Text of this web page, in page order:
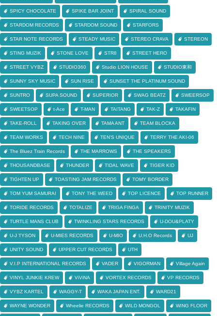
SPICY CHOCOLATE SPIKE BAR JOINT SPIRAL SOUND
STARDOM RECORDS STARDOM SOUND STARFORS
STAR NOTE RECORDS STEADY MUSIC STEREO CRAVA STEREON
STING MUZIK STONE LOVE STR8 STREET HERO
STREET VYBZ STUDIO360 Studio LION HOUSE STUDIO東和
SUNNY SKY MUSIC SUN RISE SUNSET THE PLATINUM SOUND
SUNTRO SUPA SOUND SUPERIOR SWAG BEATZ SWEERSOP
SWEETSOP t-Ace T-MAN TAITANG TAK-Z TAKAFIN
TAKE-ROLL TAKING OVER TAMA ANT TEAM BLOCKA
TEAM WORKS TECH NINE TEN'S UNIQUE TERRY THE AKI-06
The Bluez Train Records THE MARROWS THE SPEAKERS
THOUSANDBASE THUNDER TIDAL WAVE TIGER KID
TIGHTEN UP TOASTING JAM RECORDS TOMY BORDER
TOM YUM SAMURAI TONY THE WEED TOP LICENCE TOP RUNNER
TORIDE RECORDS TOTALIZE TRIGA FINGA TRINITY MUZIK
TURTLE MANS CLUB TWINKLING STARS RECORDS U-DOU&PLATY
U-J TYSON U-MIES RECORDS U-MIO U.H.O Records UJ
UNITY SOUND UPPER CUT RECORDS UTH
V.I.P INTERNATIONAL RECORDS VADER VIGORMAN Village Again
VINYL JUNKIE KREW ViViNA VORTEX RECORDS VP RECORDS
VYBZ KARTEL WAGGY-T WAKA JAPAN ENT. WARD21
WAYNE WONDER Wheelie RECORDS WILD MONGOL WING FLOOR